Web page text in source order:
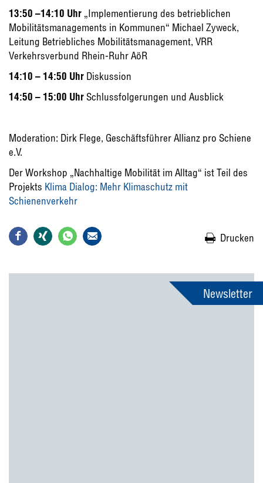
13:50 –14:10 Uhr „Implementierung des betrieblichen
Mobilitätsmanagements in Kommunen“ Michael Zyweck,
Leitung Betriebliches Mobilitätsmanagement, VRR
Verkehrsverbund Rhein-Ruhr AöR
14:10 – 14:50 Uhr Diskussion
14:50 – 15:00 UhrSchlussfolgerungen und Ausblick
Moderation: Dirk Flege, Geschäftsführer Allianz pro Schiene
e.V.
Der Workshop „Nachhaltige Mobilität im Alltag“ ist Teil des
Projekts Klima Dialog: Mehr Klimaschutz mit
Schienenverkehr
Drucken
Newsletter